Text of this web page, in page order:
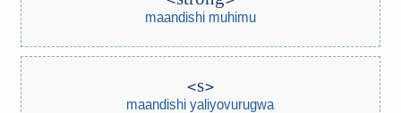
maandishi muhimu
s
maandishi yaliyovurugwa